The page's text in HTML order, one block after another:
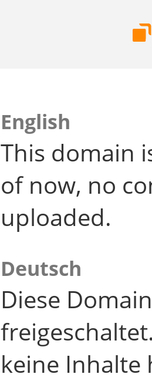
English
This domain
of now, no
uploaded.
Deutsch
Diese
keine Inhalte